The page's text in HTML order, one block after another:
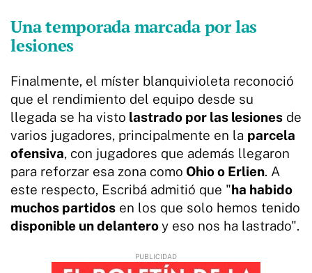
Una temporada marcada por las
lesiones
Finalmente, el míster blanquivioleta reconoció
que el rendimiento del equipo desde su
llegada se ha visto lastrado por las lesiones de
varios jugadores, principalmente en la parcela
ofensiva, con jugadores que además llegaron
para reforzar esa zona como Ohio o Erlien. A
este respecto, Escribá admitió que "ha habido
muchos partidos en los que solo hemos tenido
disponible un delanteroy eso nos ha lastrado".